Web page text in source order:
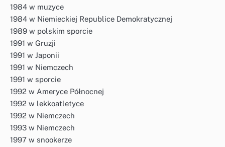
1984 w muzyce
1984 w Niemieckiej Republice Demokratycznej
1989 w polskim sporcie
1991 w Gruzji
1991 w Japonii
1991 w Niemczech
1991 w sporcie
1992 w Ameryce Północnej
1992 w lekkoatletyce
1992 w Niemczech
1993 w Niemczech
1997 w snookerze